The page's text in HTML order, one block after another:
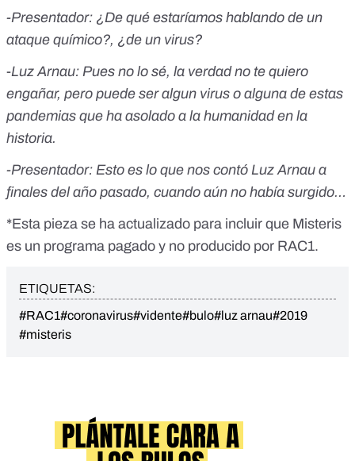
-Presentador: ¿De qué estaríamos hablando de un
ataque químico?, ¿de un virus?
-Luz Arnau: Pues no lo sé, la verdad no te quiero
engañar, pero puede ser algun virus o alguna de estas
pandemias que ha asolado a la humanidad en la
historia.
-Presentador: Esto es lo que nos contó Luz Arnau a
finales del año pasado, cuando aún no había surgido…
*Esta pieza se ha actualizado para incluir que Misteris
es un programa pagado y no producido por RAC1.
ETIQUETAS:
#RAC1#coronavirus#vidente#bulo#luz arnau#2019
#misteris